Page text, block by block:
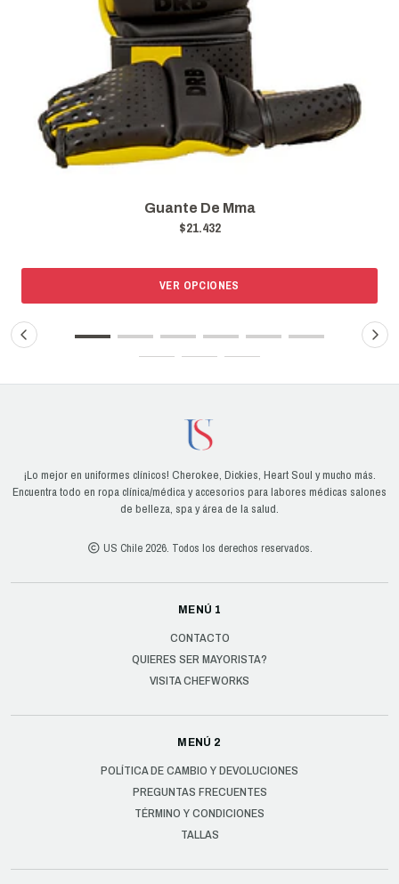
Guante De Mma
$21.432
VER OPCIONES
¡Lo mejor en uniformes clínicos! Cherokee, Dickies, Heart Soul y mucho más.
Encuentra todo en ropa clínica/médica y accesorios para labores médicas salones
de belleza, spa y área de la salud.
US Chile 2026. Todos los derechos reservados.
MENÚ 1
CONTACTO
QUIERES SER MAYORISTA?
VISITA CHEFWORKS
MENÚ 2
POLÍTICA DE CAMBIO Y DEVOLUCIONES
PREGUNTAS FRECUENTES
TÉRMINO Y CONDICIONES
TALLAS